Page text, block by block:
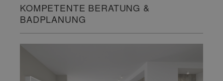
KOMPETENTE BERATUNG &
BADPLANUNG